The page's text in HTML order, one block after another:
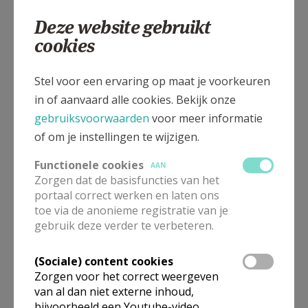
het gebouw en alles wat nodig is voor een viering. We
vertrekken aan de maquette, bekijken daarna alles
bezoek aan de sacristie, gang langs de glasramen en
de kruisweg en eindigen in de week- en doopkapel.
Het zal u niet verbazen dat die kleedkamer en de
klokken op hen de grootste indruk maken.
Uiteraard gebeurt dat bezoek in interactie met de
kinderen, in de vorm van vraag en antwoord, en is er
dus veel ruimte voor eigen inbreng. Kinderen hebben
een bijzondere opmerkingsgave en kunnen
Christus Koningspontaande Koning van de Liefde
noemde!
Deze website gebruikt
cookies
Stel voor een ervaring op maat je voorkeuren
in of aanvaard alle cookies. Bekijk onze
gebruiksvoorwaarden voor meer informatie
of om je instellingen te wijzigen.
Functionele cookies
AAN
Zorgen dat de basisfuncties van het
portaal correct werken en laten ons
toe via de anonieme registratie van je
gebruik deze verder te verbeteren.
(Sociale) content cookies
Zorgen voor het correct weergeven
van al dan niet externe inhoud,